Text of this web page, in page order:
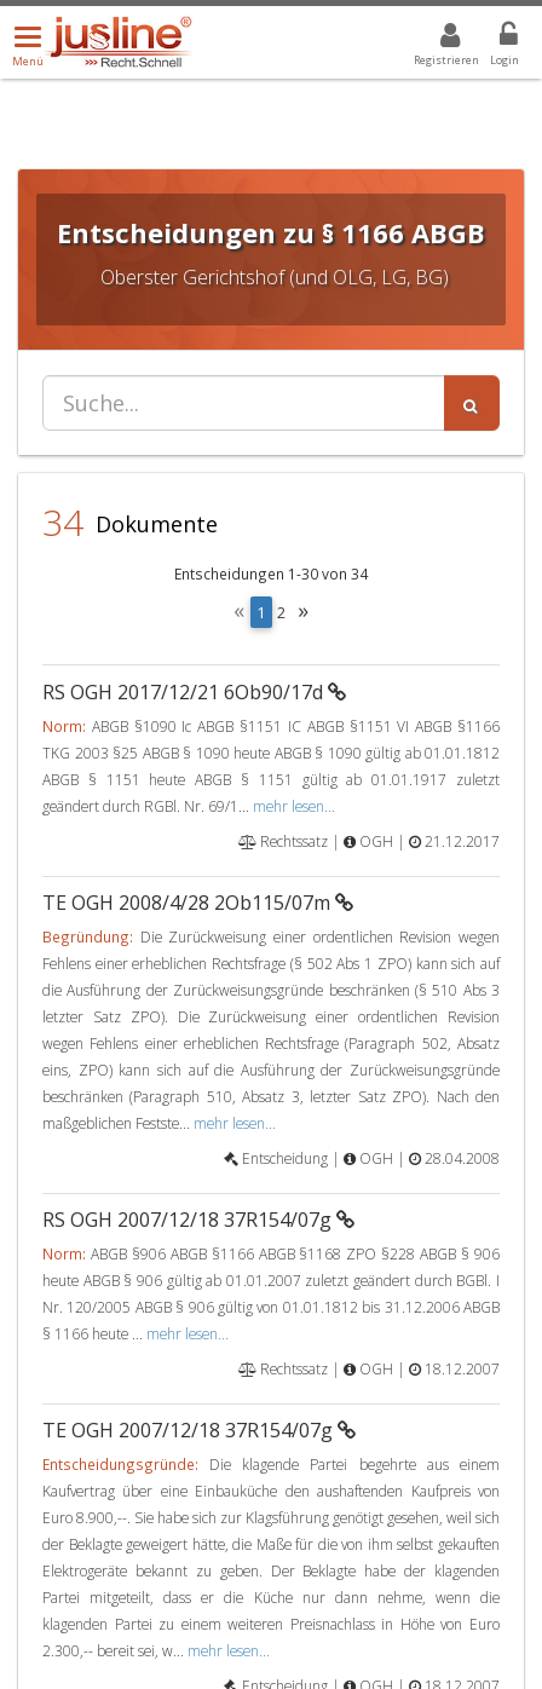
Registrieren Login
Menü
öffnen/schließen
Menü
ALLE DROPDOWN: GEWÄHLTER WERT IST ALLE
Entscheidungen zu § 1166 ABGB
Oberster Gerichtshof (und OLG, LG, BG)
34 Dokumente
Entscheidungen 1-30 von 34
« 1
c
r
e
t
2 »
RS OGH 2017/12/21 6Ob90/17d
Norm: ABGB §1090 Ic ABGB §1151 IC ABGB §1151 VI ABGB §1166
TKG 2003 §25 ABGB § 1090 heute ABGB § 1090 gültig ab 01.01.1812
ABGB § 1151 heute ABGB § 1151 gültig ab 01.01.1917 zuletzt
geändert durch RGBl. Nr. 69/1... mehr lesen...
Rechtssatz |
OGH | 21.12.2017
TE OGH 2008/4/28 2Ob115/07m
Begründung: Die Zurückweisung einer ordentlichen Revision wegen
Fehlens einer erheblichen Rechtsfrage (§ 502 Abs 1 ZPO) kann sich auf
die Ausführung der Zurückweisungsgründe beschränken (§ 510 Abs 3
letzter Satz ZPO). Die Zurückweisung einer ordentlichen Revision
wegen Fehlens einer erheblichen Rechtsfrage (Paragraph 502, Absatz
eins, ZPO) kann sich auf die Ausführung der Zurückweisungsgründe
beschränken (Paragraph 510, Absatz 3, letzter Satz ZPO). Nach den
maßgeblichen Festste... mehr lesen...
Entscheidung |
OGH | 28.04.2008
RS OGH 2007/12/18 37R154/07g
Norm: ABGB §906 ABGB §1166 ABGB §1168 ZPO §228 ABGB § 906
heute ABGB § 906 gültig ab 01.01.2007 zuletzt geändert durch BGBl. I
Nr. 120/2005 ABGB § 906 gültig von 01.01.1812 bis 31.12.2006 ABGB
§ 1166 heute ... mehr lesen...
Rechtssatz |
OGH | 18.12.2007
TE OGH 2007/12/18 37R154/07g
Entscheidungsgründe: Die klagende Partei begehrte aus einem
Kaufvertrag über eine Einbauküche den aushaftenden Kaufpreis von
Euro 8.900,--. Sie habe sich zur Klagsführung genötigt gesehen, weil sich
der Beklagte geweigert hätte, die Maße für die von ihm selbst gekauften
Elektrogeräte bekannt zu geben. Der Beklagte habe der klagenden
Partei mitgeteilt, dass er die Küche nur dann nehme, wenn die
klagenden Partei zu einem weiteren Preisnachlass in Höhe von Euro
2.300,-- bereit sei, w... mehr lesen...